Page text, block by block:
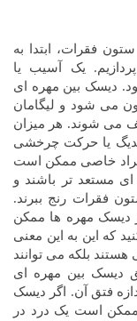
فقرات، ابتدا به
یک آسیب یا
دیسک بین مهره ای
می شود و لیگامان
می شوند. هر میزان
یا حرکت چرخشی
خاصی ممکن است
مستعد تر باشند و
فقرات رنج ببرند.
دیسک مهره ها ممکن
که این به این معنی
بلکه می توانند
دیسک بین مهره ای
فتق آن. اگر دیسک
است یک درد در